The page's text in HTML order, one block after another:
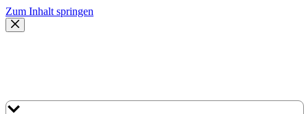
Zum Inhalt springen